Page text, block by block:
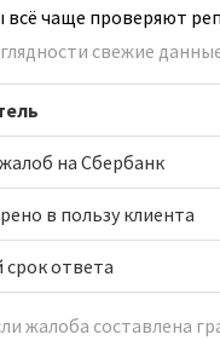
всё чаще проверяют
свежие
на Сбербанк
в пользу клиента
ответа
жалоба составлена